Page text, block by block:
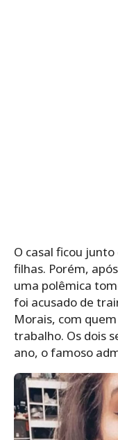
O casal ficou
filhas. Porém,
uma polêmica
foi acusado de
Morais, com
trabalho. Os dois
ano, o famoso